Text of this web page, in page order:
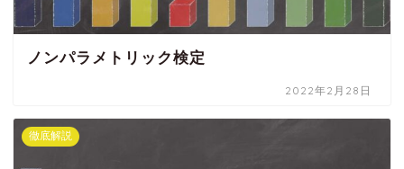
ノンパラメトリック検定
2022年2月28日
徹底解説